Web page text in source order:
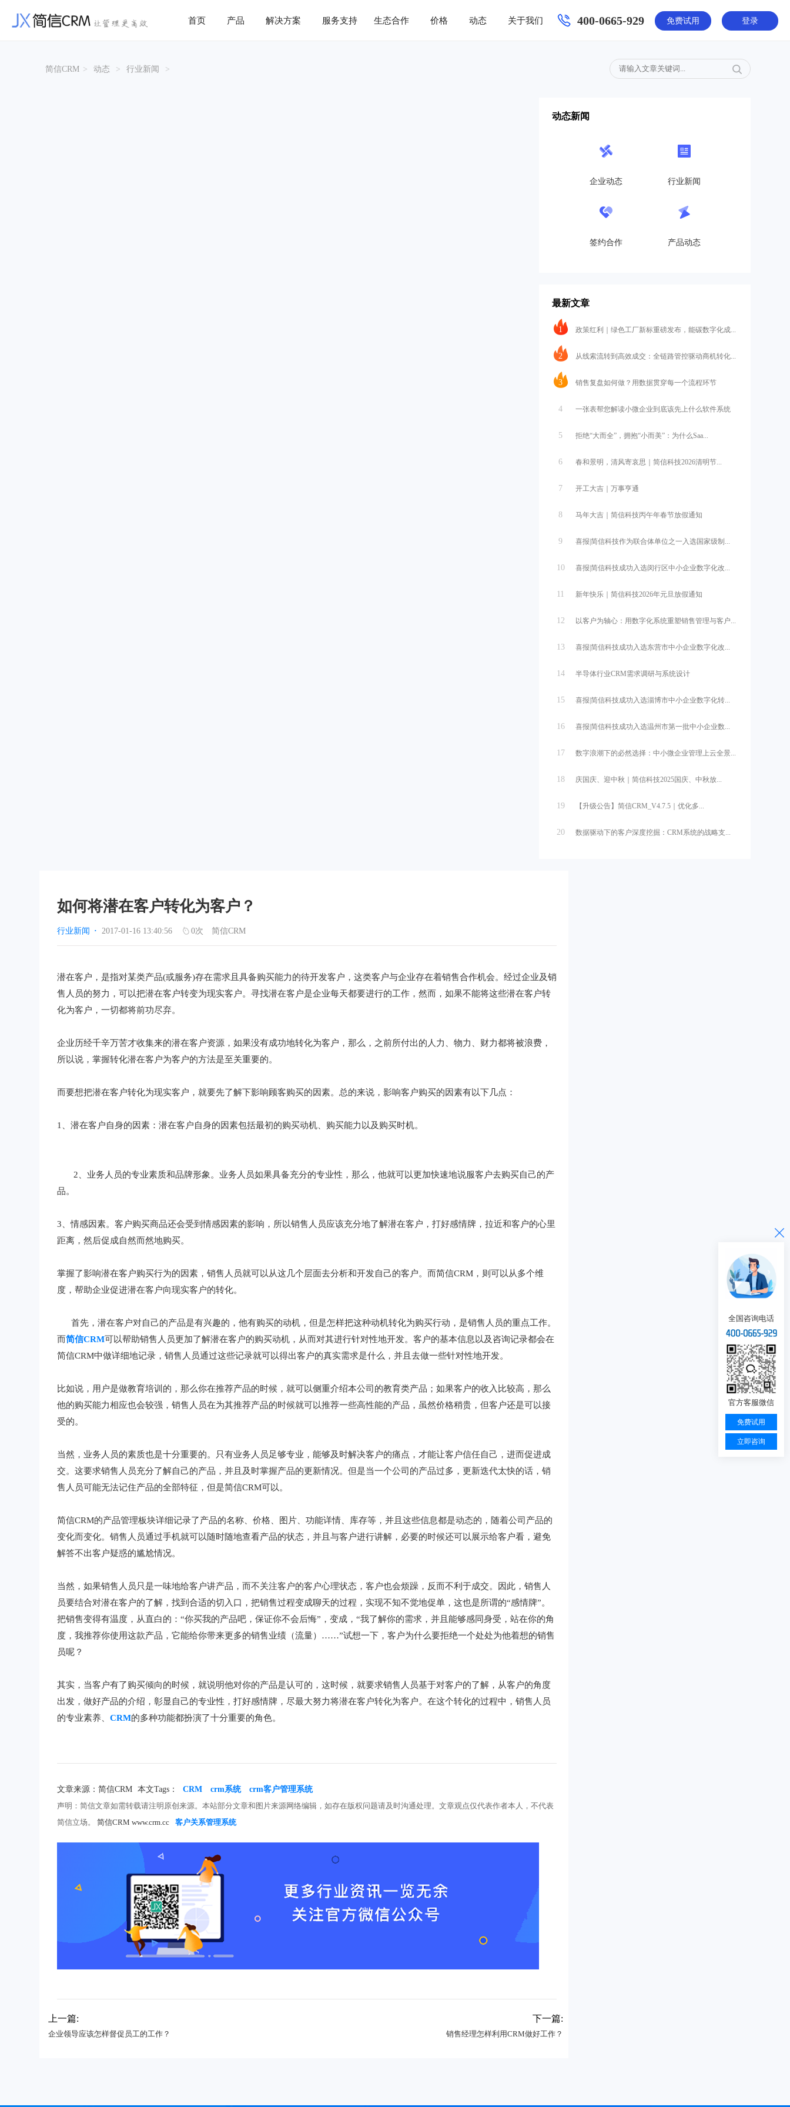
首页 产品 解决方案 服务支持 生态合作 价格 动态 关于我们 400-0665-929 免费试用 登录
简信CRM > 动态 > 行业新闻 >
动态新闻
企业动态 行业新闻
签约合作 产品动态
最新文章
1 政策红利｜绿色工厂新标重磅发布，能碳数字化成...
2 从线索流转到高效成交：全链路管控驱动商机转化...
3 销售复盘如何做？用数据贯穿每一个流程环节
4 一张表帮您解读小微企业到底该先上什么软件系统
5 拒绝“大而全”，拥抱“小而美”：为什么Saa...
6 春和景明，清风寄哀思｜简信科技2026清明节...
7 开工大吉｜万事亨通
8 马年大吉｜简信科技丙午年春节放假通知
9 喜报|简信科技作为联合体单位之一入选国家级制...
10 喜报|简信科技成功入选闵行区中小企业数字化改...
11 新年快乐｜简信科技2026年元旦放假通知
12 以客户为轴心：用数字化系统重塑销售管理与客户...
13 喜报|简信科技成功入选东营市中小企业数字化改...
14 半导体行业CRM需求调研与系统设计
15 喜报|简信科技成功入选淄博市中小企业数字化转...
16 喜报|简信科技成功入选温州市第一批中小企业数...
17 数字浪潮下的必然选择：中小微企业管理上云全景...
18 庆国庆、迎中秋｜简信科技2025国庆、中秋放...
19 【升级公告】简信CRM_V4.7.5｜优化多...
20 数据驱动下的客户深度挖掘：CRM系统的战略支...
如何将潜在客户转化为客户？
行业新闻 · 2017-01-16 13:40:56 0次 简信CRM
潜在客户，是指对某类产品(或服务)存在需求且具备购买能力的待开发客户，这类客户与企业存在着销售合作机会。经过企业及销
售人员的努力，可以把潜在客户转变为现实客户。寻找潜在客户是企业每天都要进行的工作，然而，如果不能将这些潜在客户转
化为客户，一切都将前功尽弃。
企业历经千辛万苦才收集来的潜在客户资源，如果没有成功地转化为客户，那么，之前所付出的人力、物力、财力都将被浪费，
所以说，掌握转化潜在客户为客户的方法是至关重要的。
而要想把潜在客户转化为现实客户，就要先了解下影响顾客购买的因素。总的来说，影响客户购买的因素有以下几点：
1、潜在客户自身的因素：潜在客户自身的因素包括最初的购买动机、购买能力以及购买时机。
2、业务人员的专业素质和品牌形象。业务人员如果具备充分的专业性，那么，他就可以更加快速地说服客户去购买自己的产
品。
3、情感因素。客户购买商品还会受到情感因素的影响，所以销售人员应该充分地了解潜在客户，打好感情牌，拉近和客户的心里
距离，然后促成自然而然地购买。
掌握了影响潜在客户购买行为的因素，销售人员就可以从这几个层面去分析和开发自己的客户。而简信CRM，则可以从多个维
度，帮助企业促进潜在客户向现实客户的转化。
首先，潜在客户对自己的产品是有兴趣的，他有购买的动机，但是怎样把这种动机转化为购买行动，是销售人员的重点工作。
而简信CRM可以帮助销售人员更加了解潜在客户的购买动机，从而对其进行针对性地开发。客户的基本信息以及咨询记录都会在
简信CRM中做详细地记录，销售人员通过这些记录就可以得出客户的真实需求是什么，并且去做一些针对性地开发。
比如说，用户是做教育培训的，那么你在推荐产品的时候，就可以侧重介绍本公司的教育类产品；如果客户的收入比较高，那么
他的购买能力相应也会较强，销售人员在为其推荐产品的时候就可以推荐一些高性能的产品，虽然价格稍贵，但客户还是可以接
受的。
当然，业务人员的素质也是十分重要的。只有业务人员足够专业，能够及时解决客户的痛点，才能让客户信任自己，进而促进成
交。这要求销售人员充分了解自己的产品，并且及时掌握产品的更新情况。但是当一个公司的产品过多，更新迭代太快的话，销
售人员可能无法记住产品的全部特征，但是简信CRM可以。
简信CRM的产品管理板块详细记录了产品的名称、价格、图片、功能详情、库存等，并且这些信息都是动态的，随着公司产品的
变化而变化。销售人员通过手机就可以随时随地查看产品的状态，并且与客户进行讲解，必要的时候还可以展示给客户看，避免
解答不出客户疑惑的尴尬情况。
当然，如果销售人员只是一味地给客户讲产品，而不关注客户的客户心理状态，客户也会烦躁，反而不利于成交。因此，销售人
员要结合对潜在客户的了解，找到合适的切入口，把销售过程变成聊天的过程，实现不知不觉地促单，这也是所谓的“感情牌”。
把销售变得有温度，从直白的：“你买我的产品吧，保证你不会后悔”，变成，“我了解你的需求，并且能够感同身受，站在你的角
度，我推荐你使用这款产品，它能给你带来更多的销售业绩（流量）……”试想一下，客户为什么要拒绝一个处处为他着想的销售
员呢？
其实，当客户有了购买倾向的时候，就说明他对你的产品是认可的，这时候，就要求销售人员基于对客户的了解，从客户的角度
出发，做好产品的介绍，彰显自己的专业性，打好感情牌，尽最大努力将潜在客户转化为客户。在这个转化的过程中，销售人员
的专业素养、CRM的多种功能都扮演了十分重要的角色。
文章来源：简信CRM 本文Tags： CRM crm系统
crm客户管理系统
声明：简信文章如需转载请注明原创来源。本站部分文章和图片来源网络编辑，如存在版权问题请及时沟通处理。文章观点仅代表作者本人，不代表
简信立场。
简信CRM www.crm.cc 客户关系管理系统
上一篇:
企业领导应该怎样督促员工的工作？
下一篇:
销售经理怎样利用CRM做好工作？
全国咨询电话
官方客服微信
免费试用
立即咨询